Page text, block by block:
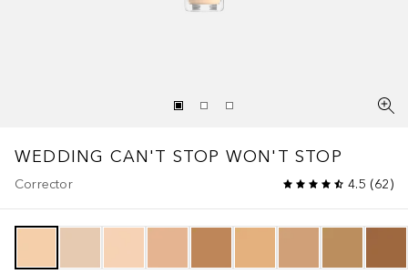
WEDDING CAN'T STOP WON'T STOP
Corrector 4.5 (62)